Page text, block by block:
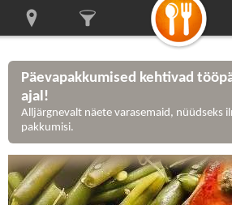
Päevapakkumised kehtivad
ajal!
Alljärgnevalt näete varasemaid, nüüdseks
pakkumisi.